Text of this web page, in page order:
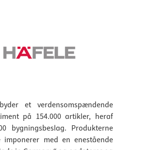
et verdensomspændende
på 154.000 artikler, heraf
bygningsbeslag. Produkterne
imponerer med en enestående